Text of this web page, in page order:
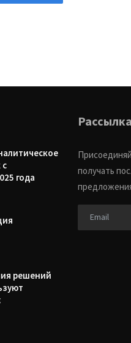
года
решений
Рассылка
получать